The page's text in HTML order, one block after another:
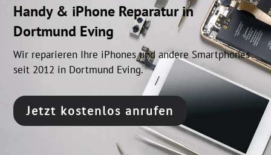
Handy & iPhone Reparatur in
Dortmund Eving
Wir reparieren Ihre iPhones und andere Smartphones
seit 2012 in Dortmund Eving.
Jetzt kostenlos anrufen